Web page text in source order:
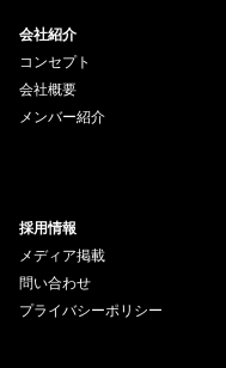
会社紹介
コンセプト
会社概要
メンバー紹介
採用情報
メディア掲載
問い合わせ
プライバシーポリシー